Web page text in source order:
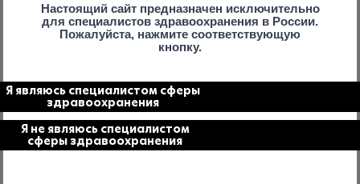
Компания Haleon серьезно относится к вопросу
безопасности наших пациентов и потребителей.
Если у Вас есть вопросы к качеству продукции Группы
компаний Haleon или Вы хотите сообщить
о нежелательном явлении, связанном с применением
продукции нашей компании, позвоните по телефону
Настоящий сайт предназначен исключительно
для специалистов здравоохранения в России.
Пожалуйста, нажмите соответствующую
кнопку.
Я являюсь специалистом сферы
здравоохранения
Я не являюсь специалистом
сферы здравоохранения